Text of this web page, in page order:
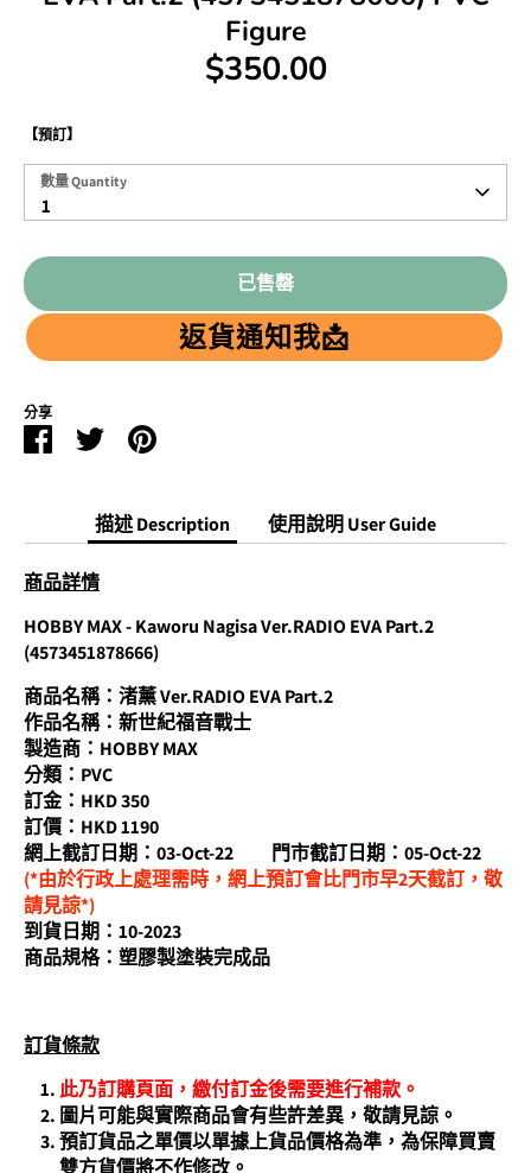
Figure
$350.00
【預訂】
數
Quantity
1
數量 Quantity
已售罄
返貨通知我📩
分享
Facebook
分
TwitterPinterest
描述 Description
使用說明 User Guide
商品詳情
HOBBY MAX - Kaworu Nagisa Ver.RADIO EVA Part.2
(4573451878666)
商品名稱： 渚薰 Ver.RADIO EVA Part.2
作品名稱：新世紀福音戰士
製造商：HOBBY MAX
分類：PVC
訂金：HKD 350
訂價：HKD 1190
網上截訂日期：03-Oct-22 門市截訂日期：05-Oct-22
(*由於行政上處理需時，網上預訂會比門市早2天截訂，敬
請見諒*)
到貨日期：10-2023
商品規格：塑膠製塗裝完成品
訂貨條款
此乃訂購頁面，繳付訂金後需要進行補款。
圖片可能與實際商品會有些許差異，敬請見諒。
預訂貨品之單價以單據上貨品價格為準，為保障買賣